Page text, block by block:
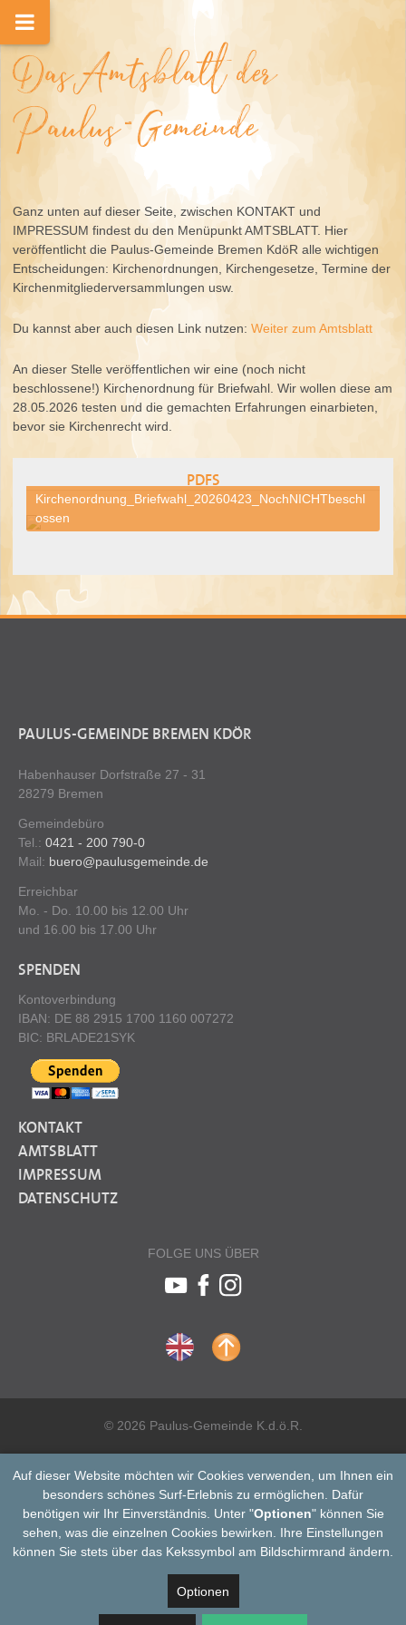
Das Amtsblatt der
Paulus-Gemeinde
Ganz unten auf dieser Seite, zwischen KONTAKT und
IMPRESSUM findest du den Menüpunkt AMTSBLATT. Hier
veröffentlicht die Paulus-Gemeinde Bremen KdöR alle wichtigen
Entscheidungen: Kirchenordnungen, Kirchengesetze, Termine der
Kirchenmitgliederversammlungen usw.
Du kannst aber auch diesen Link nutzen:Weiter zum Amtsblatt
An dieser Stelle veröffentlichen wir eine (noch nicht
beschlossene!) Kirchenordnung für Briefwahl. Wir wollen diese am
28.05.2026 testen und die gemachten Erfahrungen einarbieten,
bevor sie Kirchenrecht wird.
PDFS
Kirchenordnung_Briefwahl_20260423_NochNICHTbeschl
ossen
PAULUS-GEMEINDE BREMEN KDÖR
Habenhauser Dorfstraße 27 - 31
28279 Bremen
Gemeindebüro
Tel.: 0421 - 200 790-0
Mail: buero@paulusgemeinde.de
Erreichbar
Mo. - Do. 10.00 bis 12.00 Uhr
und 16.00 bis 17.00 Uhr
SPENDEN
Kontoverbindung
IBAN: DE 88 2915 1700 1160 007272
BIC: BRLADE21SYK
KONTAKT
AMTSBLATT
IMPRESSUM
DATENSCHUTZ
FOLGE UNS ÜBER
© 2026 Paulus-Gemeinde K.d.ö.R.
Auf dieser Website möchten wir Cookies verwenden, um Ihnen ein
besonders schönes Surf-Erlebnis zu ermöglichen. Dafür
benötigen wir Ihr Einverständnis. Unter "Optionen" können Sie
sehen, was die einzelnen Cookies bewirken. Ihre Einstellungen
können Sie stets über das Kekssymbol am Bildschirmrand ändern.
Optionen